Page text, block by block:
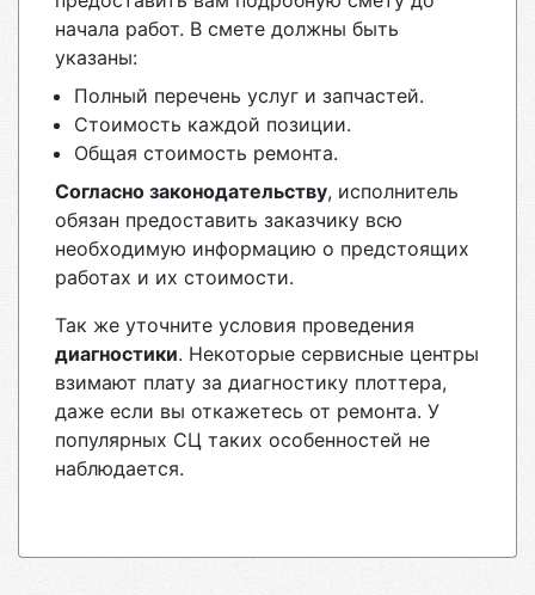
начала работ. В смете должны быть
указаны:
Полный перечень услуг и запчастей.
Стоимость каждой позиции.
Общая стоимость ремонта.
Согласно законодательству, исполнитель
обязан предоставить заказчику всю
необходимую информацию о предстоящих
работах и их стоимости.
Так же уточните условия проведения
диагностики. Некоторые сервисные центры
взимают плату за диагностику плоттера,
даже если вы откажетесь от ремонта. У
популярных СЦ таких особенностей не
наблюдается.